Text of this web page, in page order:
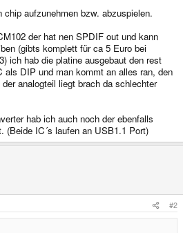
aufzunehmen bzw. abzuspielen.
der hat nen SPDIF out und kann
(gibts komplett für ca 5 Euro bei
ich hab die platine ausgebaut den rest
als DIP und man kommt an alles ran, den
analogteil liegt brach da schlechter
hab ich auch noch der ebenfalls
(Beide IC´s laufen an USB1.1 Port)
#2